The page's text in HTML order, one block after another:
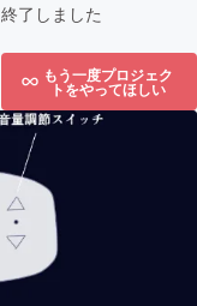
終了しました
もう一度プロジェク
トをやってほしい